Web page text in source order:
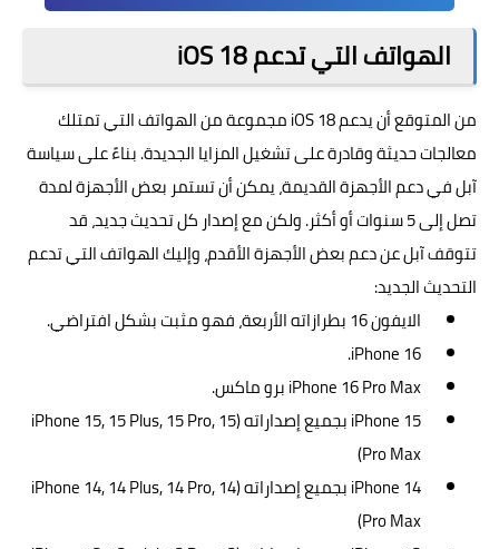
الهواتف التي تدعم iOS 18
من المتوقع أن يدعم iOS 18 مجموعة من الهواتف التي تمتلك
معالجات حديثة وقادرة على تشغيل المزايا الجديدة. بناءً على سياسة
آبل في دعم الأجهزة القديمة، يمكن أن تستمر بعض الأجهزة لمدة
تصل إلى 5 سنوات أو أكثر. ولكن مع إصدار كل تحديث جديد، قد
تتوقف آبل عن دعم بعض الأجهزة الأقدم، وإليك الهواتف التي تدعم
التحديث الجديد:
الايفون 16 بطرازاته الأربعة، فهو مثبت بشكل افتراضي.
iPhone 16.
iPhone 16 Pro Max برو ماكس.
iPhone 15 بجميع إصداراته (iPhone 15, 15 Plus, 15 Pro, 15
Pro Max)
iPhone 14 بجميع إصداراته (iPhone 14, 14 Plus, 14 Pro, 14
Pro Max)